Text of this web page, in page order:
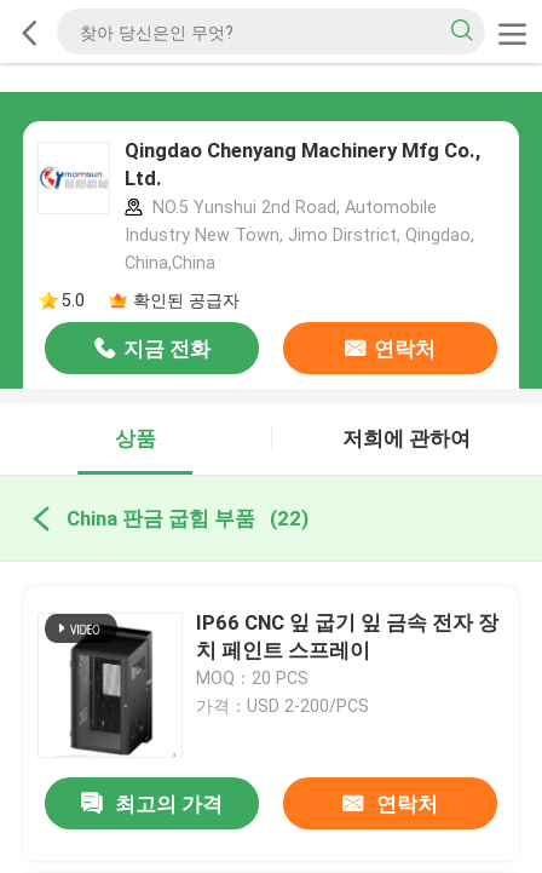
Qingdao Chenyang Machinery Mfg Co.,
Ltd.
NO.5 Yunshui 2nd Road, Automobile
Industry New Town, Jimo Dirstrict, Qingdao,
China,China
5.0
확인된 공급자
지금 전화 연락처
상품 저희에 관하여
China 판금 굽힘 부품 (22)
IP66 CNC 잎 굽기 잎 금속 전자 장
치 페인트 스프레이
MOQ：20 PCS
가격：USD 2-200/PCS
최고의 가격 연락처